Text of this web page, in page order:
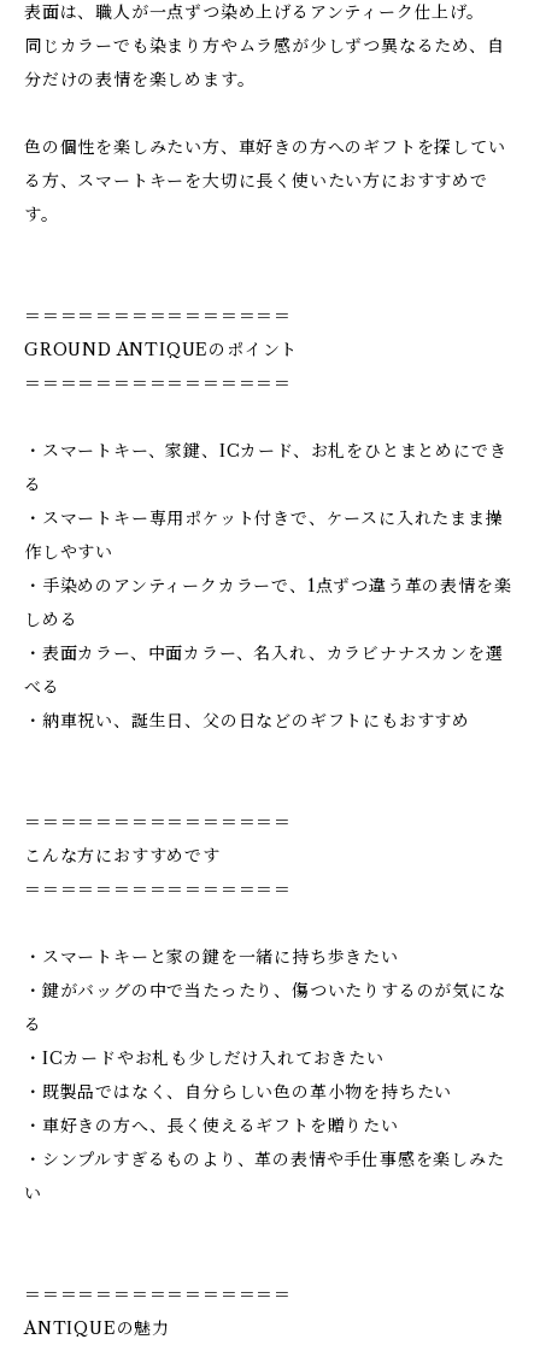
表面は、職人が一点ずつ染め上げるアンティーク仕上げ。
同じカラーでも染まり方やムラ感が少しずつ異なるため、自
分だけの表情を楽しめます。
色の個性を楽しみたい方、車好きの方へのギフトを探してい
る方、スマートキーを大切に長く使いたい方におすすめで
す。
＝＝＝＝＝＝＝＝＝＝＝＝＝＝＝
GROUND ANTIQUEのポイント
＝＝＝＝＝＝＝＝＝＝＝＝＝＝＝
・スマートキー、家鍵、ICカード、お札をひとまとめにでき
る
・スマートキー専用ポケット付きで、ケースに入れたまま操
作しやすい
・手染めのアンティークカラーで、1点ずつ違う革の表情を楽
しめる
・表面カラー、中面カラー、名入れ、カラビナナスカンを選
べる
・納車祝い、誕生日、父の日などのギフトにもおすすめ
＝＝＝＝＝＝＝＝＝＝＝＝＝＝＝
こんな方におすすめです
＝＝＝＝＝＝＝＝＝＝＝＝＝＝＝
・スマートキーと家の鍵を一緒に持ち歩きたい
・鍵がバッグの中で当たったり、傷ついたりするのが気にな
る
・ICカードやお札も少しだけ入れておきたい
・既製品ではなく、自分らしい色の革小物を持ちたい
・車好きの方へ、長く使えるギフトを贈りたい
・シンプルすぎるものより、革の表情や手仕事感を楽しみた
い
＝＝＝＝＝＝＝＝＝＝＝＝＝＝＝
ANTIQUEの魅力